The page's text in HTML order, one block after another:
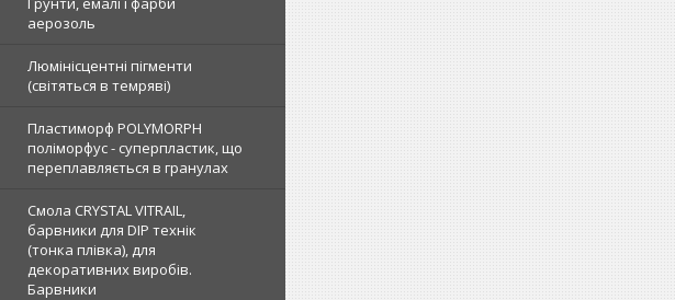
аерозоль
Люмінісцентні пігменти
(світяться в темряві)
Пластиморф POLYMORPH
поліморфус - суперпластик, що
переплавляється в гранулах
Смола CRYSTAL VITRAIL,
барвники для DIP технік
(тонка плівка), для
декоративних виробів.
Барвники